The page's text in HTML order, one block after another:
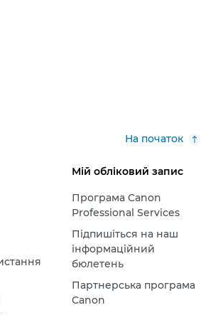
На початок
Мій обліковий запис
Програма Canon
Professional Services
Підпишіться на наш
інформаційний
бюлетень
Партнерська програма
Canon